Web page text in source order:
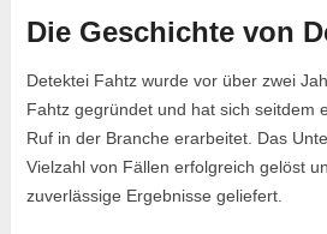
Die Geschichte von
Detektei Fahtz wurde vor über zwei
Fahtz gegründet und hat sich seitdem
Ruf in der Branche erarbeitet. Das
Vielzahl von Fällen erfolgreich gelöst
zuverlässige Ergebnisse geliefert.